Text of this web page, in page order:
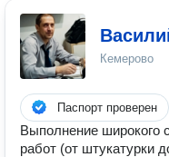
Кемерово
Паспорт проверен
Выполнение широкого
работ (от штукатурки